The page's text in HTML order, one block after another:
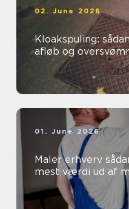
02. June 2026
Kloakspuling:
afløb og
01. June 2026
Maler erhverv sådan får virksomheder
mest værdi ud af